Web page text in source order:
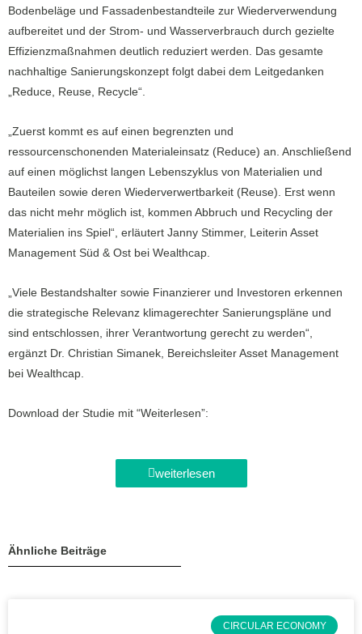
Bodenbeläge und Fassadenbestandteile zur Wiederverwendung
aufbereitet und der Strom- und Wasserverbrauch durch gezielte
Effizienzmaßnahmen deutlich reduziert werden. Das gesamte
nachhaltige Sanierungskonzept folgt dabei dem Leitgedanken
„Reduce, Reuse, Recycle“.
„Zuerst kommt es auf einen begrenzten und
ressourcenschonenden Materialeinsatz (Reduce) an. Anschließend
auf einen möglichst langen Lebenszyklus von Materialien und
Bauteilen sowie deren Wiederverwertbarkeit (Reuse). Erst wenn
das nicht mehr möglich ist, kommen Abbruch und Recycling der
Materialien ins Spiel“, erläutert Janny Stimmer, Leiterin Asset
Management Süd & Ost bei Wealthcap.
„Viele Bestandshalter sowie Finanzierer und Investoren erkennen
die strategische Relevanz klimagerechter Sanierungspläne und
sind entschlossen, ihrer Verantwortung gerecht zu werden“,
ergänzt Dr. Christian Simanek, Bereichsleiter Asset Management
bei Wealthcap.
Download der Studie mit “Weiterlesen”:
weiterlesen
Ähnliche Beiträge
CIRCULAR ECONOMY